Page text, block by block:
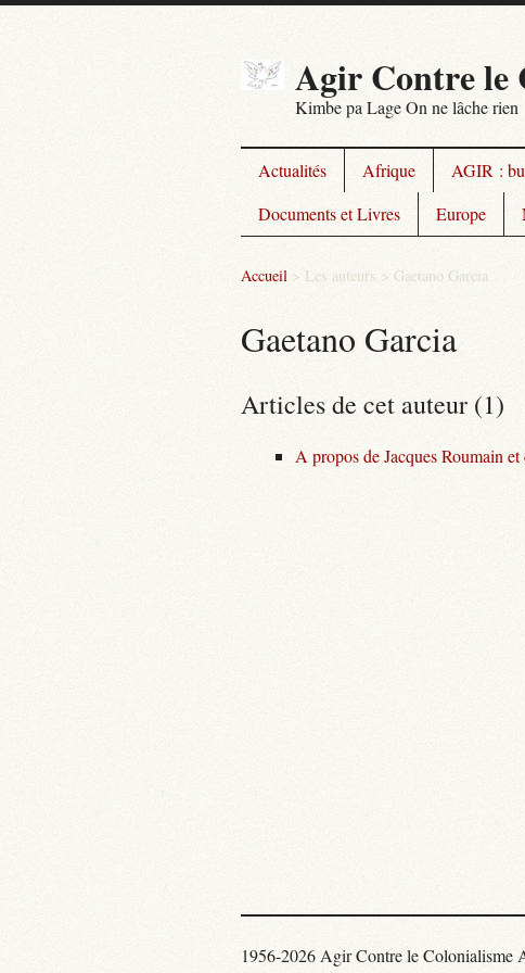
Agir Contre le
Kimbe pa Lage On ne lâche rien
Actualités Afrique AGIR :
Documents et Livres
Europe
Accueil > Les auteurs > Gaetano Garcia
Gaetano Garcia
Articles de cet auteur (1)
A propos de Jacques Roumain et
1956-2026 Agir Contre le Colonialisme